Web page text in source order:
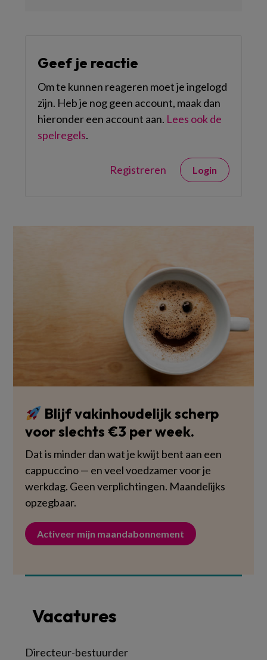
Geef je reactie
Om te kunnen reageren moet je ingelogd
zijn. Heb je nog geen account, maak dan
hieronder een account aan. Lees ook de
spelregels.
Registreren Login
Blijf vakinhoudelijk scherp
voor slechts €3 per week.
Dat is minder dan wat je kwijt bent aan een
cappuccino — en veel voedzamer voor je
werkdag. Geen verplichtingen. Maandelijks
opzegbaar.
Activeer mijn maandabonnement
Vacatures
Directeur-bestuurder